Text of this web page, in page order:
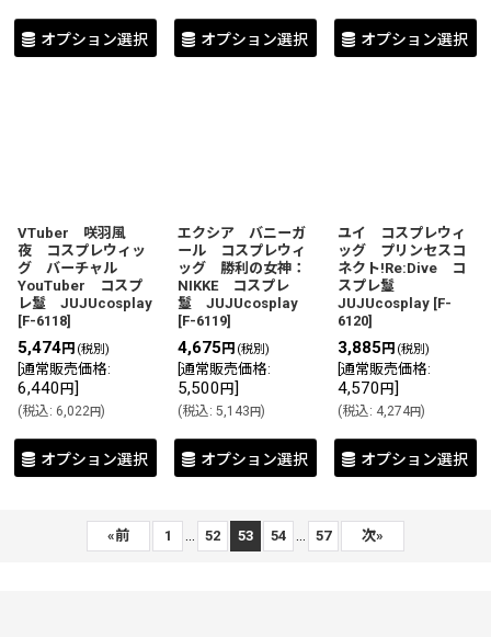
オプション選択 オプション選択 オプション選択
VTuber 咲羽風
夜 コスプレウィッ
グ バーチャル
YouTuber コスプ
レ鬘 JUJUcosplay
[F-6118]
5,474円 (税別)
通常販売価格:
6,440 円]
(税込: 6,022円)
オプション選択
エクシア バニーガ
ール コスプレウィ
ッグ 勝利の女神：
NIKKE コスプレ
鬘 JUJUcosplay
[F-6119]
4,675 円 (税別)
通常販売価格:
5,500 円]
(税込: 5,143円)
オプション選択
ユイ コスプレウィ
ッグ プリンセスコ
ネクト!Re:Dive コ
スプレ鬘
JUJUcosplay [F-
6120]
3,885 円 (税別)
通常販売価格:
4,570 円]
(税込: 4,274円)
オプション選択
«前 1 52 53 54 57 次»